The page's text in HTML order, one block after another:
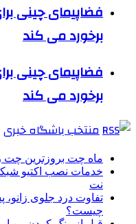
فضاپیمای چینی
برخورد می کند
فضاپیمای چینی
برخورد می کند
منتخب باشگاه خبری
ماه چت بروزترین چت
خدمات نصب اکتیو
نت
تفاوت درد جلوی
چیست؟